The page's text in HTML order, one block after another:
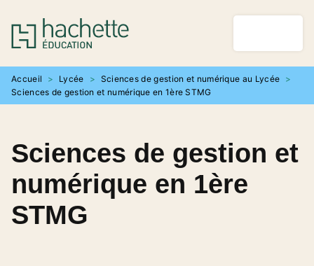
MENU RECHERCHE
PIED DE PAGE
Accueil > Lycée > Sciences de gestion et numérique au Lycée >
Sciences de gestion et numérique en 1ère STMG
Sciences de gestion et
numérique en 1ère
STMG